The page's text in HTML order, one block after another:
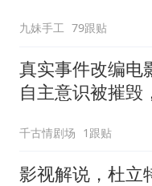
九妹手工 79跟贴
真实事件改编电
自主意识被摧毁
千古情剧场 1跟贴
影视解说，杜立